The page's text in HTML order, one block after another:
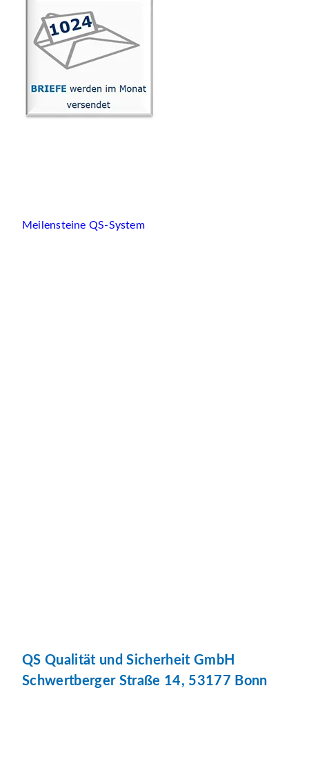
Meilensteine QS-System
QS Qualität und Sicherheit GmbH
Schwertberger Straße 14, 53177 Bonn